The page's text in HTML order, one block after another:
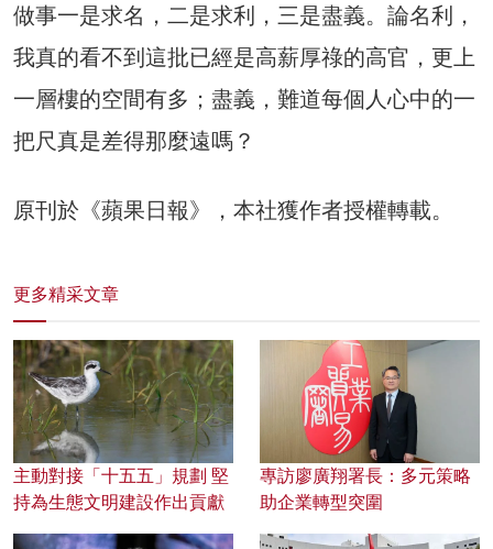
做事一是求名，二是求利，三是盡義。論名利，
我真的看不到這批已經是高薪厚祿的高官，更上
一層樓的空間有多；盡義，難道每個人心中的一
把尺真是差得那麼遠嗎？
原刊於《蘋果日報》，本社獲作者授權轉載。
更多精采文章
主動對接「十五五」規劃 堅
持為生態文明建設作出貢獻
專訪廖廣翔署長：多元策略
助企業轉型突圍